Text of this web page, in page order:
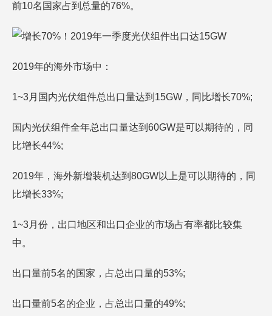
前10名国家占到总量的76%。
2019年的海外市场中：
1~3月国内光伏组件总出口量达到15GW，同比增长70%;
国内光伏组件全年总出口量达到60GW是可以期待的，同
比增长44%;
2019年，海外新增装机达到80GW以上是可以期待的，同
比增长33%;
1~3月份，出口地区和出口企业的市场占有率都比较集
中。
出口量前5名的国家，占总出口量的53%;
出口量前5名的企业，占总出口量的49%;